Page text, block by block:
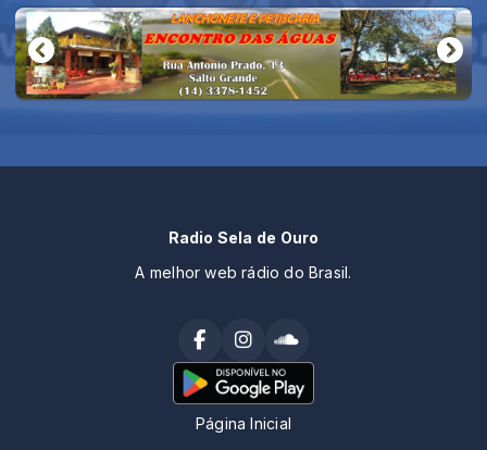
Radio Sela de Ouro
A melhor web rádio do Brasil.
Página Inicial